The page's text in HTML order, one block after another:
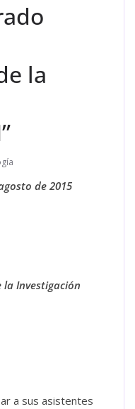
la
de 2015
Investigación
a sus asistentes